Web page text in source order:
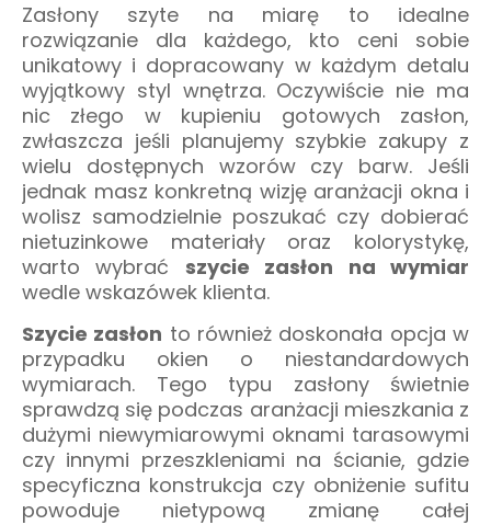
Zasłony szyte na miarę to idealne
rozwiązanie dla każdego, kto ceni sobie
unikatowy i dopracowany w każdym detalu
wyjątkowy styl wnętrza. Oczywiście nie ma
nic złego w kupieniu gotowych zasłon,
zwłaszcza jeśli planujemy szybkie zakupy z
wielu dostępnych wzorów czy barw. Jeśli
jednak masz konkretną wizję aranżacji okna i
wolisz samodzielnie poszukać czy dobierać
nietuzinkowe materiały oraz kolorystykę,
warto wybrać szycie zasłon na wymiar
wedle wskazówek klienta.
Szycie zasłon to również doskonała opcja w
przypadku okien o niestandardowych
wymiarach. Tego typu zasłony świetnie
sprawdzą się podczas aranżacji mieszkania z
dużymi niewymiarowymi oknami tarasowymi
czy innymi przeszkleniami na ścianie, gdzie
specyficzna konstrukcja czy obniżenie sufitu
powoduje nietypową zmianę całej